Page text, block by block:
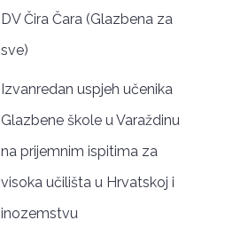
DV Čira Čara (Glazbena za
sve)
Izvanredan uspjeh učenika
Glazbene škole u Varaždinu
na prijemnim ispitima za
visoka učilišta u Hrvatskoj i
inozemstvu